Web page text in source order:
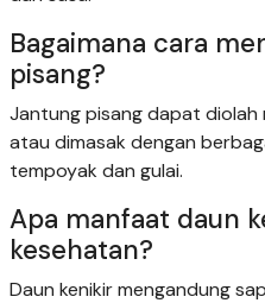
Bagaimana cara
pisang?
Jantung pisang dapat diolah
atau dimasak dengan
tempoyak dan gulai.
Apa manfaat daun
kesehatan?
Daun kenikir mengandung